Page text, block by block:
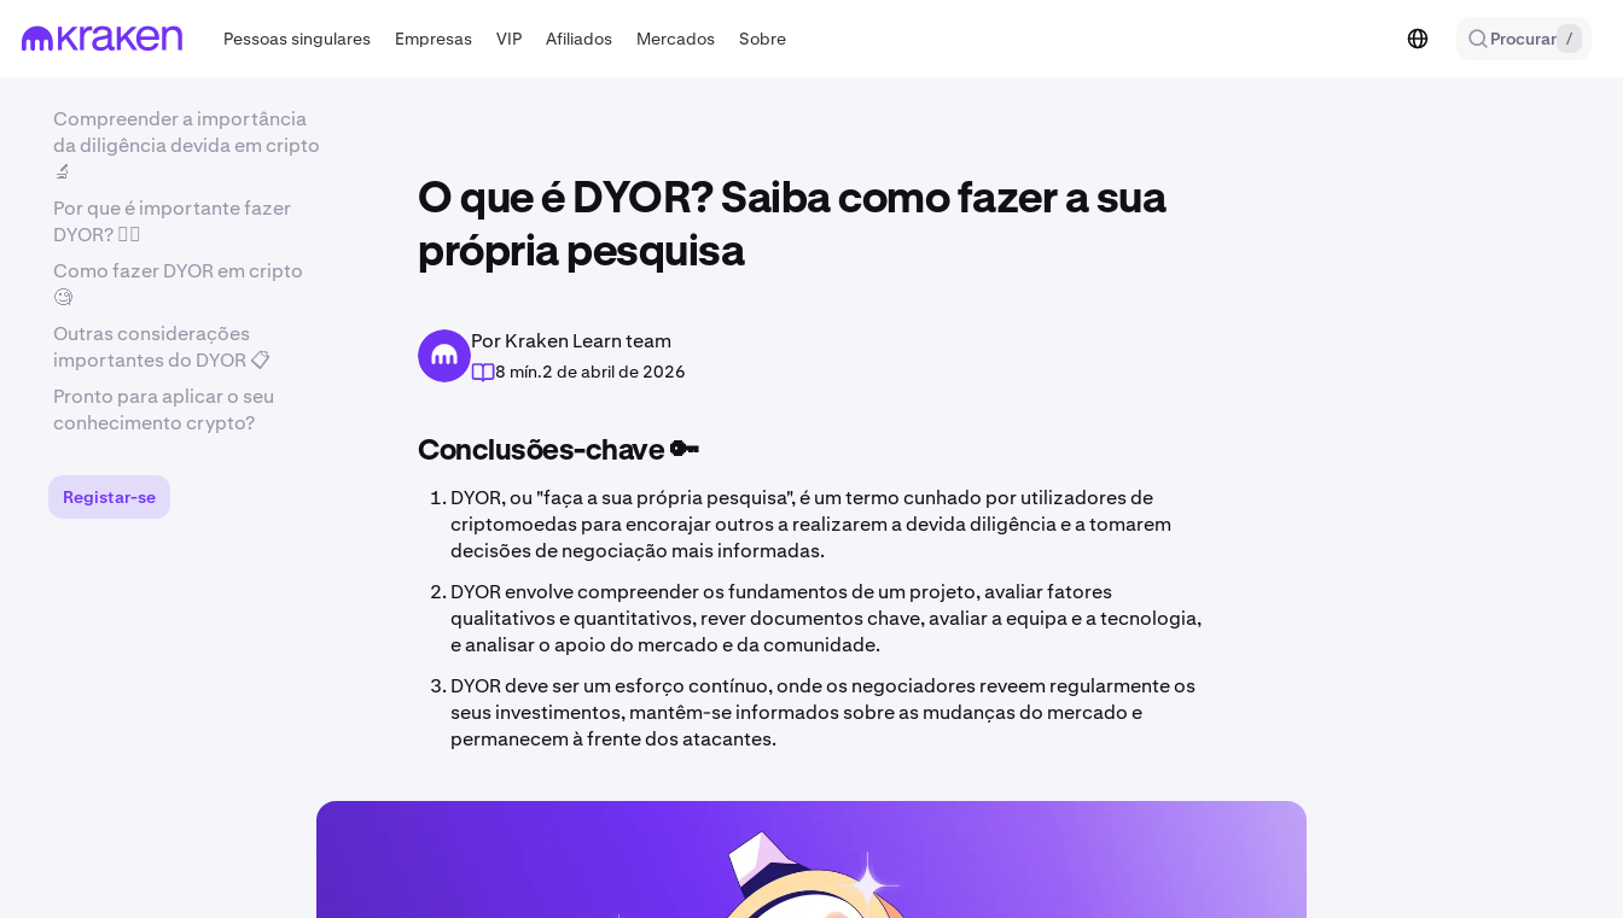
Pessoas singulares Empresas VIP Afiliados Mercados Sobre Procurar /
O que é DYOR? Saiba como fazer a sua
própria pesquisa
Por Kraken Learn team
8 mín.2 de abril de 2026
Conclusões-chave 🔑
DYOR, ou "faça a sua própria pesquisa", é um termo cunhado por utilizadores de
criptomoedas para encorajar outros a realizarem a devida diligência e a tomarem
decisões de negociação mais informadas.
DYOR envolve compreender os fundamentos de um projeto, avaliar fatores
qualitativos e quantitativos, rever documentos chave, avaliar a equipa e a tecnologia,
e analisar o apoio do mercado e da comunidade.
DYOR deve ser um esforço contínuo, onde os negociadores reveem regularmente os
seus investimentos, mantêm-se informados sobre as mudanças do mercado e
permanecem à frente dos atacantes.
Compreender a importância
da diligência devida em cripto
🔬
Por que é importante fazer
DYOR? 🤷‍♂️
Como fazer DYOR em cripto
🧐
Outras considerações
importantes do DYOR 📋
Pronto para aplicar o seu
conhecimento crypto?
Registar-se